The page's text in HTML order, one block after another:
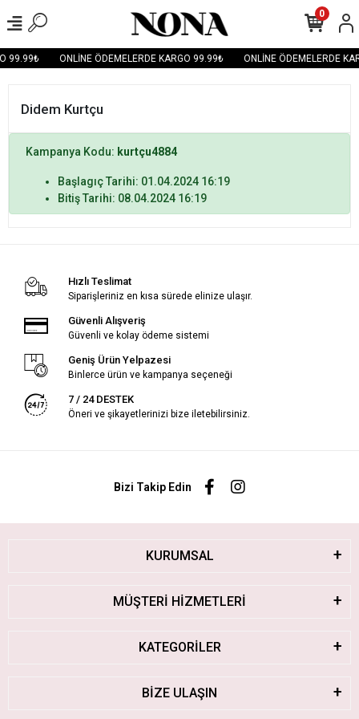
99.99₺ ONLİNE ÖDEMELERDE KARGO 99.99₺ ONLİNE ÖDEMELERDE
0
Didem Kurtçu
Kampanya Kodu: kurtçu4884
Başlagıç Tarihi: 01.04.2024 16:19
Bitiş Tarihi: 08.04.2024 16:19
Hızlı Teslimat
Siparişleriniz en kısa sürede elinize ulaşır.
Güvenli Alışveriş
Güvenli ve kolay ödeme sistemi
Geniş Ürün Yelpazesi
Binlerce ürün ve kampanya seçeneği
7 / 24 DESTEK
Öneri ve şikayetlerinizi bize iletebilirsiniz.
Bizi Takip Edin
KURUMSAL
MÜŞTERİ HİZMETLERİ
KATEGORİLER
BİZE ULAŞIN